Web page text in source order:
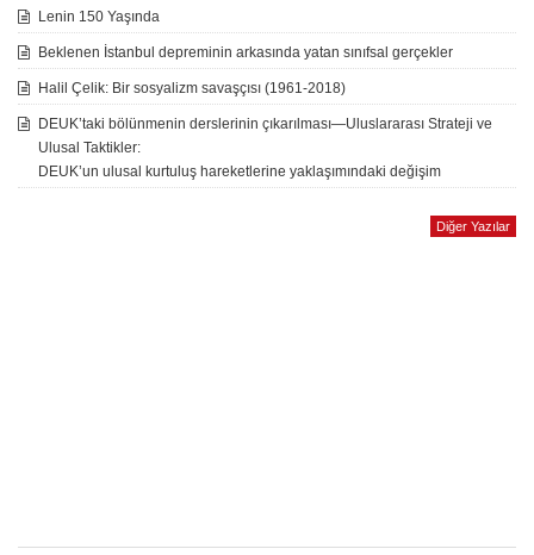
Lenin 150 Yaşında
Beklenen İstanbul depreminin arkasında yatan sınıfsal gerçekler
Halil Çelik: Bir sosyalizm savaşçısı (1961-2018)
DEUK’taki bölünmenin derslerinin çıkarılması—Uluslararası Strateji ve
Ulusal Taktikler:
DEUK’un ulusal kurtuluş hareketlerine yaklaşımındaki değişim
Diğer Yazılar